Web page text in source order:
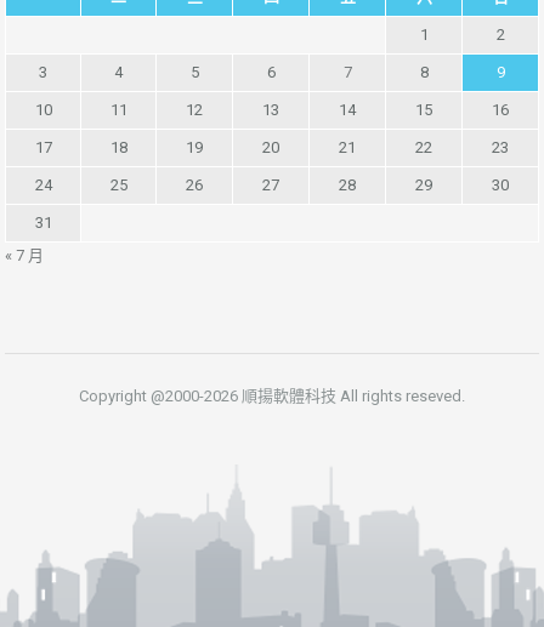
1 2
3 4 5 6 7 8 9
10 11 12 13 14 15 16
17 18 19 20 21 22 23
24 25 26 27 28 29 30
31
« 7 月
Copyright @2000-2026 順揚軟體科技 All rights reseved.